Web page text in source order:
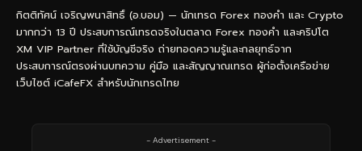
กิตติทัศน์ เจริญพนาสิทธิ์ (อ.บอม) — นักเทรด Forex ทองคำ และ Crypto
มากกว่า 13 ปี ประสบการณ์เทรดจริงในตลาด Forex ทองคำ และคริปโต
XM VIP Partner ที่ใช้บัญชีจริง ถ่ายทอดความรู้และกลยุทธ์จาก
ประสบการณ์ตรงผ่านบทความ คู่มือ และสัญญาณเทรด ผู้ก่อตั้งเครือข่าย
เว็บไซต์ iCafeFX สำหรับนักเทรดไทย
- Advertisement -